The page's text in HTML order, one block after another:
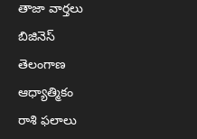
తాజా వార్తలు
బిజినెస్
తెలంగాణ
ఆధ్యాత్మికం
రాశి ఫలాలు